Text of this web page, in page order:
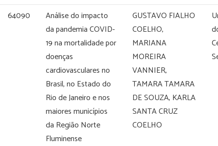
64090
Análise do impacto
da pandemia COVID-
19 na mortalidade por
doenças
cardiovasculares no
Brasil, no Estado do
Rio de Janeiro e nos
maiores municípios
da Região Norte
Fluminense
GUSTAVO FIALHO
COELHO,
MARIANA
MOREIRA
VANNIER,
TAMARA TAMARA
DE SOUZA, KARLA
SANTA CRUZ
COELHO